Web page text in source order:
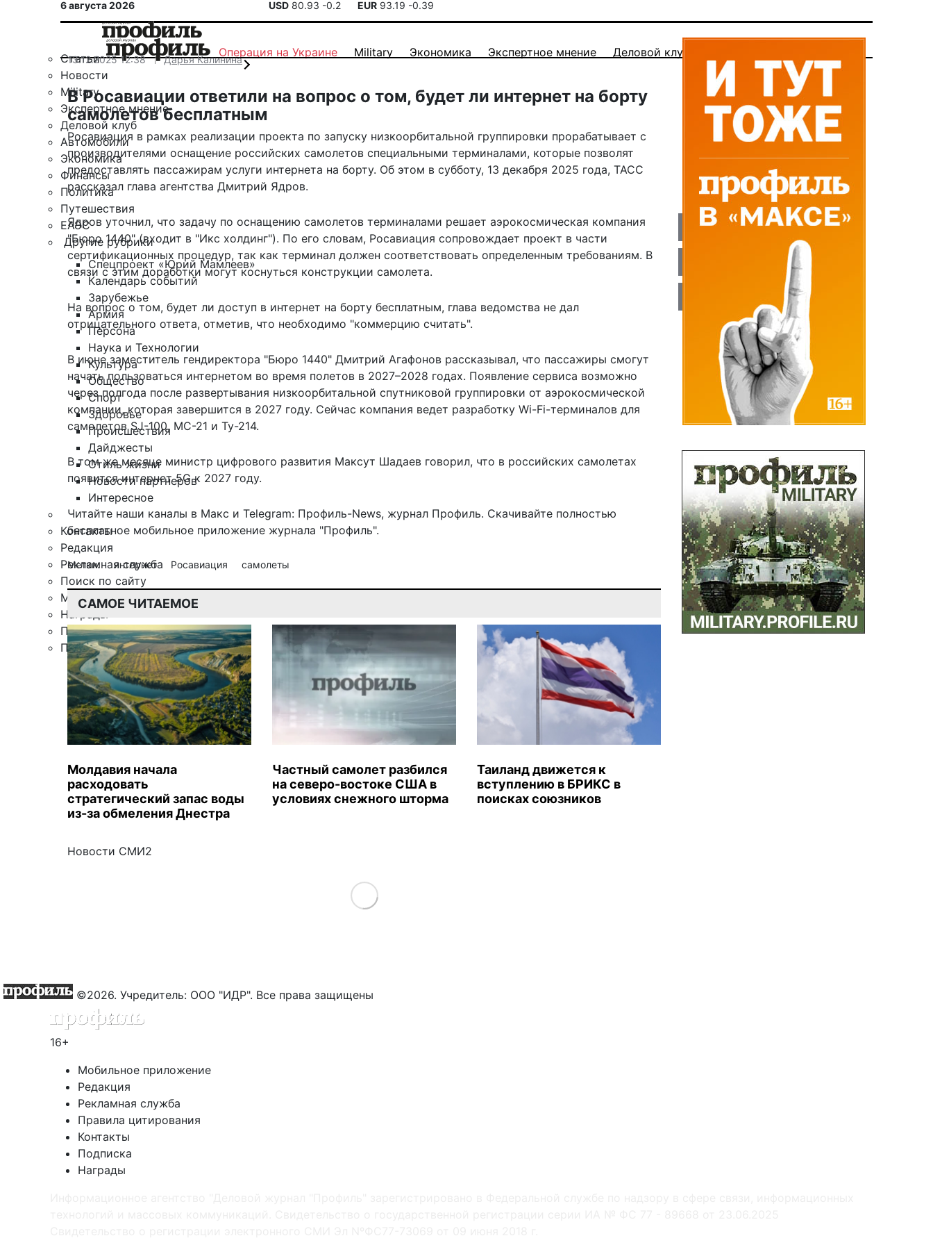
6 августа 2026 USD 80.93 -0.2 EUR 93.19 -0.39
Статьи
Новости
Military
Экспертное мнение
Деловой клуб
Автомобили
Экономика
Финансы
Политика
Путешествия
ЕАЭС
Другие рубрики
Спецпроект «Юрий Мамлеев»
Календарь событий
Зарубежье
Армия
Персона
Наука и Технологии
Культура
Общество
Спорт
Здоровье
Происшествия
Дайджесты
Стиль жизни
Новости партнеров
Интересное
Контакты
Редакция
Рекламная служба
Поиск по сайту
Мобильное приложение
Награды
Правила цитирования
Подписка
Операция на Украине Military Экономика Экспертное мнение Деловой клуб
13.12.2025 12:38 Дарья Калинина
В Росавиации ответили на вопрос о том, будет ли интернет на борту
самолетов бесплатным
Росавиация в рамках реализации проекта по запуску низкоорбитальной группировки прорабатывает с
производителями оснащение российских самолетов специальными терминалами, которые позволят
предоставлять пассажирам услуги интернета на борту. Об этом в субботу, 13 декабря 2025 года, ТАСС
рассказал глава агентства Дмитрий Ядров.
Ядров уточнил, что задачу по оснащению самолетов терминалами решает аэрокосмическая компания
"Бюро 1440" (входит в "Икс холдинг"). По его словам, Росавиация сопровождает проект в части
сертификационных процедур, так как терминал должен соответствовать определенным требованиям. В
связи с этим доработки могут коснуться конструкции самолета.
На вопрос о том, будет ли доступ в интернет на борту бесплатным, глава ведомства не дал
отрицательного ответа, отметив, что необходимо "коммерцию считать".
В июне заместитель гендиректора "Бюро 1440" Дмитрий Агафонов рассказывал, что пассажиры смогут
начать пользоваться интернетом во время полетов в 2027–2028 годах. Появление сервиса возможно
через полгода после развертывания низкоорбитальной спутниковой группировки от аэрокосмической
компании, которая завершится в 2027 году. Сейчас компания ведет разработку Wi-Fi-терминалов для
самолетов SJ-100, МС-21 и Ту-214.
В том же месяце министр цифрового развития Максут Шадаев говорил, что в российских самолетах
появится интернет 5G к 2027 году.
Читайте наши каналы в Макс и Telegram: Профиль-News, журнал Профиль. Скачивайте полностью
бесплатное мобильное приложение журнала "Профиль".
Метки: интернет Росавиация самолеты
САМОЕ ЧИТАЕМОЕ
Молдавия начала
расходовать
стратегический запас воды
из-за обмеления Днестра
Частный самолет разбился
на северо-востоке США в
условиях снежного шторма
Таиланд движется к
вступлению в БРИКС в
поисках союзников
Новости СМИ2
Load More
©2026. Учредитель: ООО "ИДР". Все права защищены
16+
Мобильное приложение
Редакция
Рекламная служба
Правила цитирования
Контакты
Подписка
Награды